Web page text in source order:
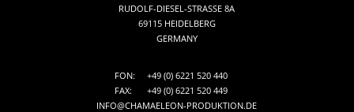
RUDOLF-DIESEL-STRASSE 8A
69115 HEIDELBERG
GERMANY
FON:
+49 (0) 6221 520 440
FAX:
+49 (0) 6221 520 449
INFO@CHAMAELEON-PRODUKTION.DE